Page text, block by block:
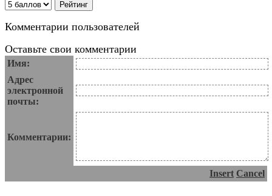
Комментарии пользователей
Оставьте свои комментарии
Имя:
Адрес
электронной
почты:
Комментарии:
Insert Cancel